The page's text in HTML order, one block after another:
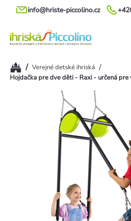
Prejsť
info@hriste-piccolino.cz
Domov
/ Verejné detské ihriská /
Hojdačka pre dve děti - Raxi - určená pre